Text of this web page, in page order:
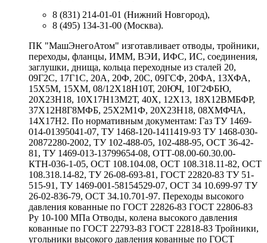
8 (831) 214-01-01 (Нижний Новгород),
8 (495) 134-31-00 (Москва).
ПК "МашЭнегоАтом" изготавливает отводы, тройники,
переходы, фланцы, ИММ, ВЭИ, ИФС, ИС, соединения,
заглушки, днища, кольца переходные из сталей 20,
09Г2С, 17Г1С, 20А, 20Ф, 20С, 09ГСФ, 20ФА, 13ХФА,
15Х5М, 15ХМ, 08/12Х18Н10Т, 20ЮЧ, 10Г2ФБЮ,
20Х23Н18, 10Х17Н13М2Т, 40Х, 12Х13, 18Х12ВМБФР,
37Х12Н8Г8МФБ, 25Х2М1Ф, 20Х23Н18, 08ХМФЧА,
14Х17Н2. По нормативным документам: Газ ТУ 1469-
014-01395041-07, ТУ 1468-120-1411419-93 ТУ 1468-030-
20872280-2002, ТУ 102-488-05, 102-488-95, ОСТ 36-42-
81, ТУ 1469-013-13799654-08, ОТТ-08.00-60.30.00-
КТН-036-1-05, ОСТ 108.104.08, ОСТ 108.318.11-82, ОСТ
108.318.14-82, ТУ 26-08-693-81, ГОСТ 22820-83 ТУ 51-
515-91, ТУ 1469-001-58154529-07, ОСТ 34 10.699-97 ТУ
26-02-836-79, ОСТ 34.10.701-97. Переходы высокого
давления кованные по ГОСТ 22826-83 ГОСТ 22806-83
Ру 10-100 МПа Отводы, колена высокого давления
кованные по ГОСТ 22793-83 ГОСТ 22818-83 Тройники,
угольники высокого давления кованные по ГОСТ